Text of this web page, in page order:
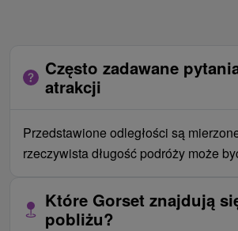
Często zadawane
atrakcji
Przedstawione odległości są
rzeczywista długość podróży może
Które Gorset znajdują
pobliżu?